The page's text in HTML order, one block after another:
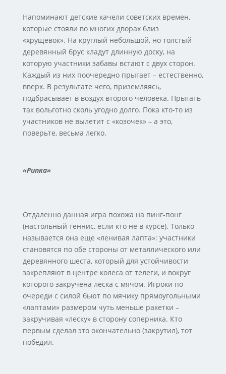
Напоминают детские качели советских времен,
которые стояли во многих дворах близ
«хрущевок». На круглый небольшой, но толстый
деревянный брус кладут длинную доску, на
которую участники забавы встают с двух сторон.
Каждый из них поочередно прыгает – естественно,
вверх. В результате чего, приземляясь,
подбрасывает в воздух второго человека. Прыгать
так вольготно сколь угодно долго. Пока кто-то из
участников не вылетит с «козочек» – а это,
поверьте, весьма легко.
«Рипка»
Отдаленно данная игра похожа на пинг-понг
(настольный теннис, если кто не в курсе). Только
называется она еще «ленивая лапта»: участники
становятся по обе стороны от металлического или
деревянного шеста, который для устойчивости
закрепляют в центре колеса от телеги, и вокруг
которого закручена леска с мячом. Игроки по
очереди с силой бьют по мячику прямоугольными
«лаптами» размером чуть меньше ракетки –
закручивая «леску» в сторону соперника. Кто
первым сделал это окончательно (закрутил), тот
победил.